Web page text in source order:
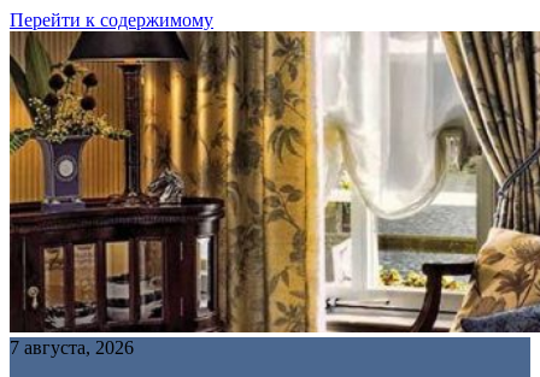
Перейти к содержимому
7 августа, 2026